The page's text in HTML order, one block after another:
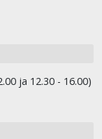
ja 12.30 - 16.00)